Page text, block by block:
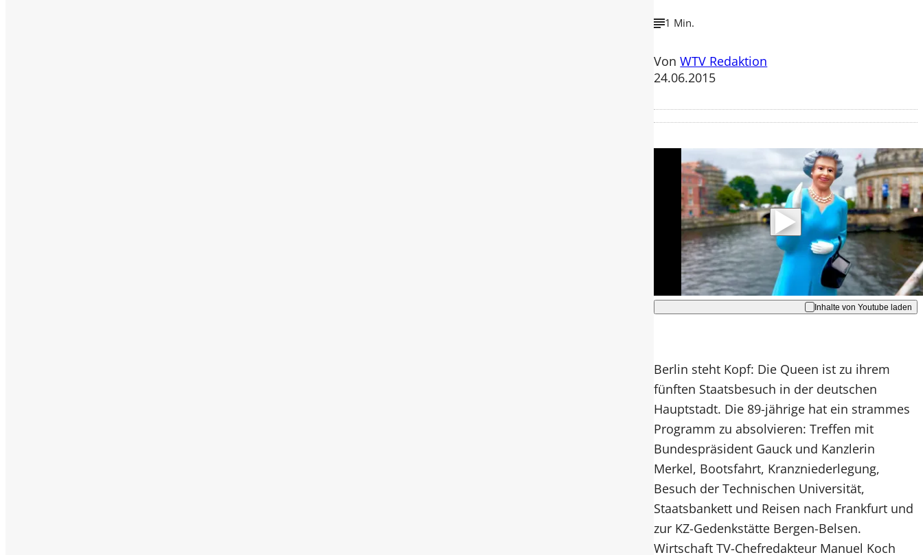
1 Min.
VonWTV Redaktion
24.06.2015
Mit der Wiedergabe dieses Videos
werden Daten an Youtube übertragen.
Hinweise dazu erhalten Sie in der
Datenschutzerklärung.
Akzeptieren
Inhalte von Youtube laden
Berlin steht Kopf: Die Queen ist zu ihrem
fünften Staatsbesuch in der deutschen
Hauptstadt. Die 89-jährige hat ein strammes
Programm zu absolvieren: Treffen mit
Bundespräsident Gauck und Kanzlerin
Merkel, Bootsfahrt, Kranzniederlegung,
Besuch der Technischen Universität,
Staatsbankett und Reisen nach Frankfurt und
zur KZ-Gedenkstätte Bergen-Belsen.
Wirtschaft TV-Chefredakteur Manuel Koch